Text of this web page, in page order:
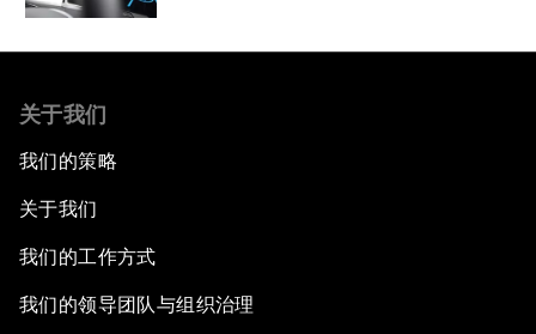
关于我们
我们的策略
关于我们
我们的工作方式
我们的领导团队与组织治理